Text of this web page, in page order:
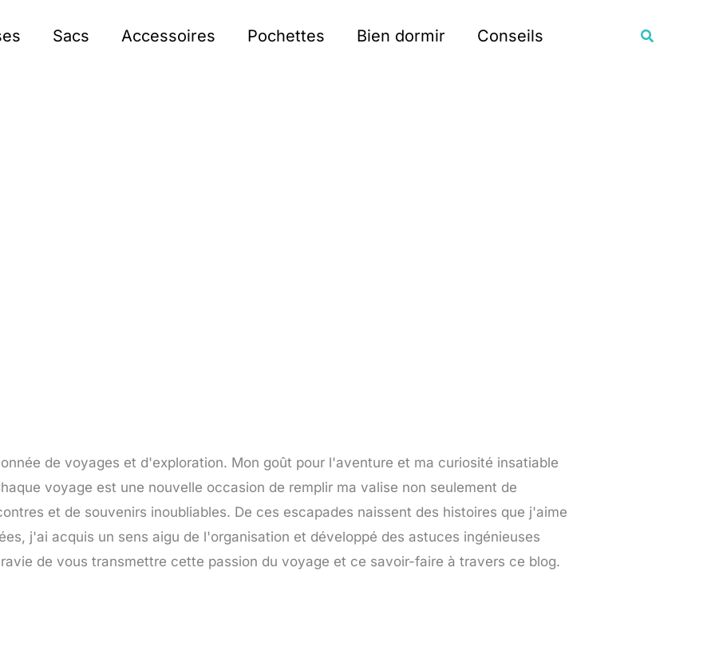
Sacs Accessoires Pochettes Bien dormir Conseils
de voyages et d'exploration. Mon goût pour l'aventure et ma curiosité insatiable
voyage est une nouvelle occasion de remplir ma valise non seulement de
et de souvenirs inoubliables. De ces escapades naissent des histoires que j'aime
j'ai acquis un sens aigu de l'organisation et développé des astuces ingénieuses
de vous transmettre cette passion du voyage et ce savoir-faire à travers ce blog.